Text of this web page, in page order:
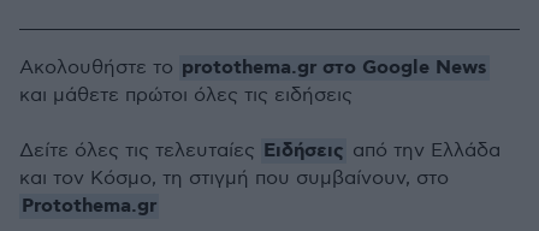
Ακολουθήστε το protothema.gr στο Google News
και μάθετε πρώτοι όλες τις ειδήσεις
Δείτε όλες τις τελευταίες Ειδήσεις από την Ελλάδα
και τον Κόσμο, τη στιγμή που συμβαίνουν, στο
Protothema.gr